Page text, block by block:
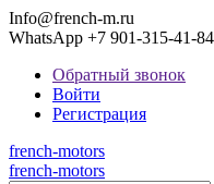
Info@french-m.ru
WhatsApp +7 901-315-41-84
Обратный звонок
Войти
Регистрация
french-motors
french-motors